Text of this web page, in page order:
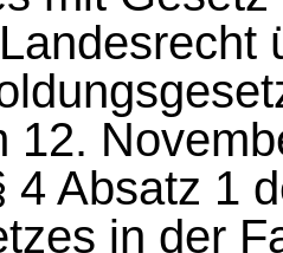
12.
4 Absatz 1
in der